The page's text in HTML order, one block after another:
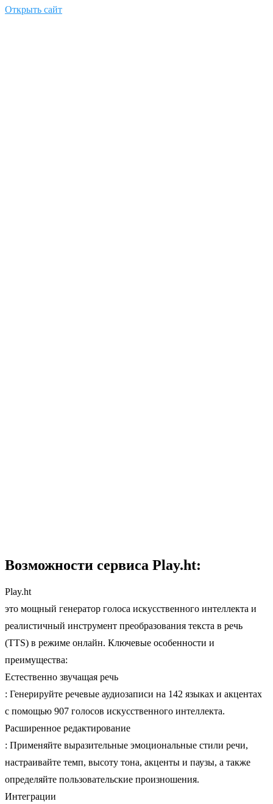
Открыть сайт
Возможности сервиса Play.ht:
Play.ht
это мощный генератор голоса искусственного интеллекта и
реалистичный инструмент преобразования текста в речь
(TTS) в режиме онлайн. Ключевые особенности и
преимущества:
Естественно звучащая речь
: Генерируйте речевые аудиозаписи на 142 языках и акцентах
с помощью 907 голосов искусственного интеллекта.
Расширенное редактирование
: Применяйте выразительные эмоциональные стили речи,
настраивайте темп, высоту тона, акценты и паузы, а также
определяйте пользовательские произношения.
Интеграции